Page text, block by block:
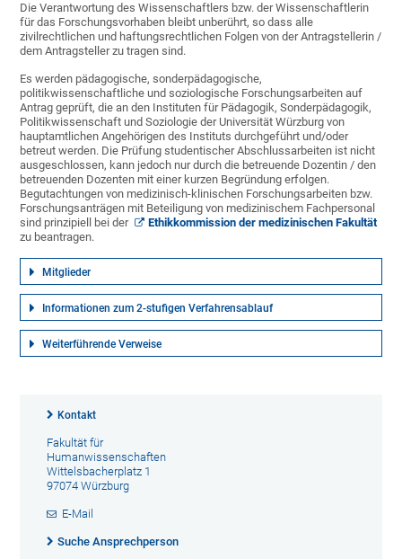
Die Verantwortung des Wissenschaftlers bzw. der Wissenschaftlerin
für das Forschungsvorhaben bleibt unberührt, so dass alle
zivilrechtlichen und haftungsrechtlichen Folgen von der Antragstellerin /
dem Antragsteller zu tragen sind.
Es werden pädagogische, sonderpädagogische,
politikwissenschaftliche und soziologische Forschungsarbeiten auf
Antrag geprüft, die an den Instituten für Pädagogik, Sonderpädagogik,
Politikwissenschaft und Soziologie der Universität Würzburg von
hauptamtlichen Angehörigen des Instituts durchgeführt und/oder
betreut werden. Die Prüfung studentischer Abschlussarbeiten ist nicht
ausgeschlossen, kann jedoch nur durch die betreuende Dozentin / den
betreuenden Dozenten mit einer kurzen Begründung erfolgen.
Begutachtungen von medizinisch-klinischen Forschungsarbeiten bzw.
Forschungsanträgen mit Beteiligung von medizinischem Fachpersonal
sind prinzipiell bei der
Ethikkommission der medizinischen Fakultät
zu beantragen.
Mitglieder
Informationen zum 2-stufigen Verfahrensablauf
Weiterführende Verweise
Kontakt
Fakultät für
Humanwissenschaften
Wittelsbacherplatz 1
97074 Würzburg
E-Mail
Suche Ansprechperson